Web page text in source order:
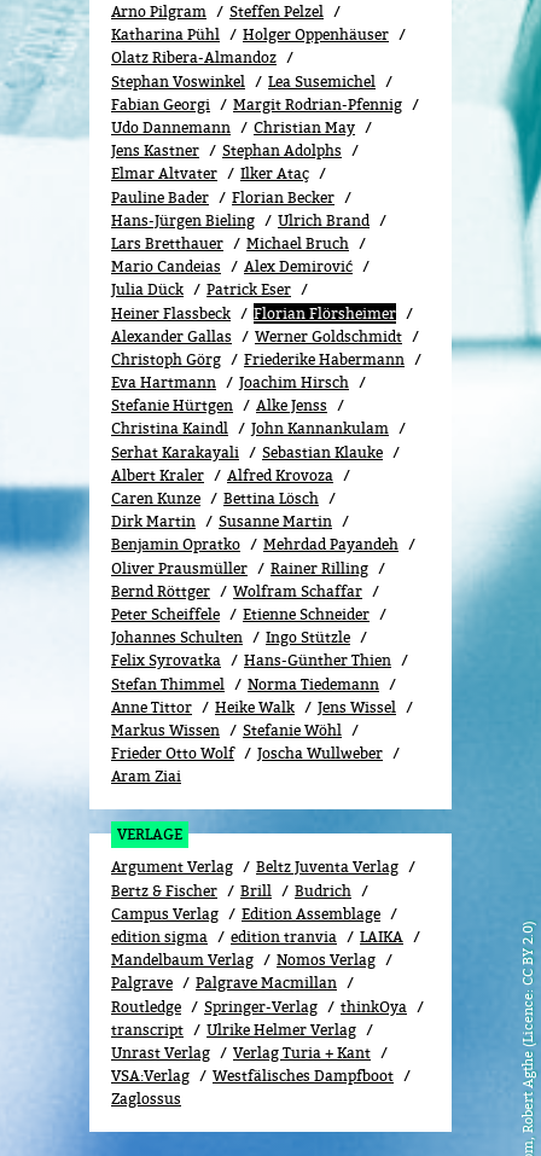
Arno Pilgram
Steffen Pelzel
Katharina Pühl
Holger Oppenhäuser
Olatz Ribera-Almandoz
Stephan Voswinkel
Lea Susemichel
Fabian Georgi
Margit Rodrian-Pfennig
Udo Dannemann
Christian May
Jens Kastner
Stephan Adolphs
Elmar Altvater
Ilker Ataç
Pauline Bader
Florian Becker
Hans-Jürgen Bieling
Ulrich Brand
Lars Bretthauer
Michael Bruch
Mario Candeias
Alex Demirović
Julia Dück
Patrick Eser
Heiner Flassbeck
Florian Flörsheimer
Alexander Gallas
Werner Goldschmidt
Christoph Görg
Friederike Habermann
Eva Hartmann
Joachim Hirsch
Stefanie Hürtgen
Alke Jenss
Christina Kaindl
John Kannankulam
Serhat Karakayali
Sebastian Klauke
Albert Kraler
Alfred Krovoza
Caren Kunze
Bettina Lösch
Dirk Martin
Susanne Martin
Benjamin Opratko
Mehrdad Payandeh
Oliver Prausmüller
Rainer Rilling
Bernd Röttger
Wolfram Schaffar
Peter Scheiffele
Etienne Schneider
Johannes Schulten
Ingo Stützle
Felix Syrovatka
Hans-Günther Thien
Stefan Thimmel
Norma Tiedemann
Anne Tittor
Heike Walk
Jens Wissel
Markus Wissen
Stefanie Wöhl
Frieder Otto Wolf
Joscha Wullweber
Aram Ziai
VERLAGE
Argument Verlag
Beltz Juventa Verlag
Bertz & Fischer
Brill
Budrich
Campus Verlag
Edition Assemblage
edition sigma
edition tranvia
LAIKA
Mandelbaum Verlag
Nomos Verlag
Palgrave
Palgrave Macmillan
Routledge
Springer-Verlag
thinkOya
transcript
Ulrike Helmer Verlag
Unrast Verlag
Verlag Turia + Kant
VSA:Verlag
Westfälisches Dampfboot
Zaglossus
flickr.com, Robert Agthe (Licence: CC BY 2.0)